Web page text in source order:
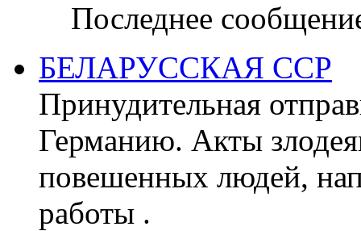
Последнее
БЕЛАРУССКАЯ ССР
Принудительная
Германию. Акты
повешенных людей,
работы .